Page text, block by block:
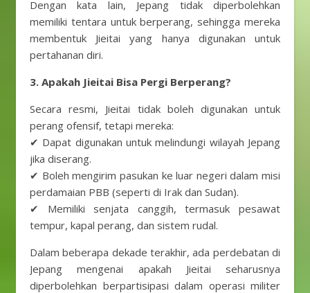
Dengan kata lain, Jepang tidak diperbolehkan
memiliki tentara untuk berperang, sehingga mereka
membentuk Jieitai yang hanya digunakan untuk
pertahanan diri.
3. Apakah Jieitai Bisa Pergi Berperang?
Secara resmi, Jieitai tidak boleh digunakan untuk
perang ofensif, tetapi mereka:
✔ Dapat digunakan untuk melindungi wilayah Jepang
jika diserang.
✔ Boleh mengirim pasukan ke luar negeri dalam misi
perdamaian PBB (seperti di Irak dan Sudan).
✔ Memiliki senjata canggih, termasuk pesawat
tempur, kapal perang, dan sistem rudal.
Dalam beberapa dekade terakhir, ada perdebatan di
Jepang mengenai apakah Jieitai seharusnya
diperbolehkan berpartisipasi dalam operasi militer